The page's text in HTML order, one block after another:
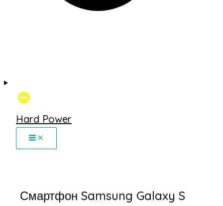
Hard Power
Смартфон Samsung Galaxy S